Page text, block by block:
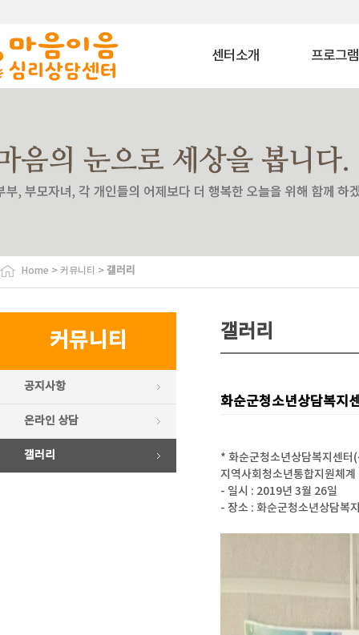
센터소개
비젼
이용안내
찾아오시는길
프로그램
상담교육 프로
특화 프로그
심리평가 프로
특수교육대상자
협력기관
Home > 커뮤니티 >갤러리
커뮤니티
공지사항
온라인 상담
갤러리
갤러리
화순군청소년상담복지
* 화순군청소년상담복지센터
지역사회청소년통합지원체
- 일시 : 2019년 3월 26일
- 장소 : 화순군청소년상담복